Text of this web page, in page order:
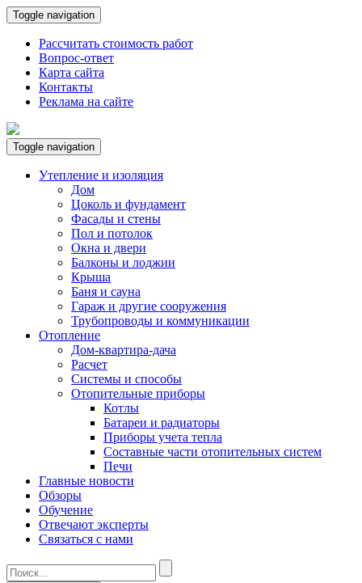
Toggle navigation
Рассчитать стоимость работ
Вопрос-ответ
Карта сайта
Контакты
Реклама на сайте
Toggle navigation
Утепление и изоляция
Дом
Цоколь и фундамент
Фасады и стены
Пол и потолок
Окна и двери
Балконы и лоджии
Крыша
Баня и сауна
Гараж и другие сооружения
Трубопроводы и коммуникации
Отопление
Дом-квартира-дача
Расчет
Системы и способы
Отопительные приборы
Котлы
Батареи и радиаторы
Приборы учета тепла
Составные части отопительных систем
Печи
Главные новости
Обзоры
Обучение
Отвечают эксперты
Связаться с нами